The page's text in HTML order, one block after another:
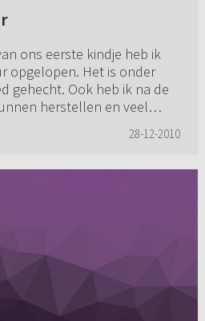
ons eerste kindje heb ik
opgelopen. Het is onder
gehecht. Ook heb ik na de
herstellen en veel
28-12-2010